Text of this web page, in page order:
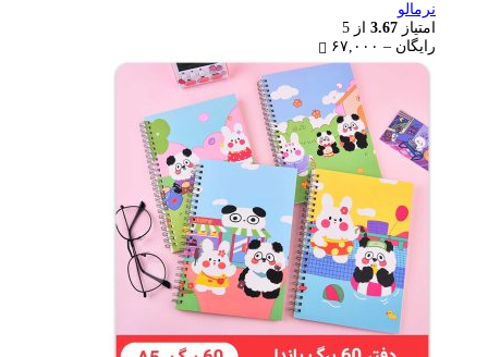
نرمالو
امتیاز 3.67 از 5
رایگان – ۶۷,۰۰۰
range:
through
۶۷,۰۰۰ تومان